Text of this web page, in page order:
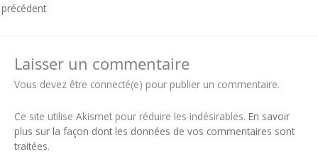
précédent
Laisser un commentaire
Vous devez être connecté(e) pour publier un commentaire.
Ce site utilise Akismet pour réduire les indésirables. En savoir
plus sur la façon dont les données de vos commentaires sont
traitées.